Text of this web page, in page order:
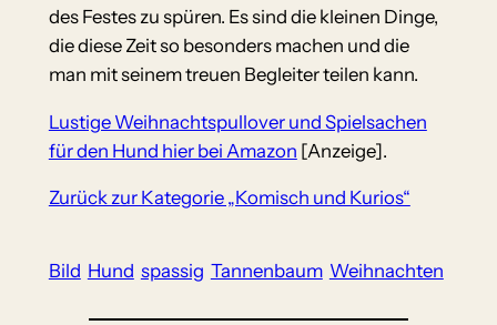
des Festes zu spüren. Es sind die kleinen Dinge,
die diese Zeit so besonders machen und die
man mit seinem treuen Begleiter teilen kann.
Lustige Weihnachtspullover und Spielsachen
für den Hund hier bei Amazon [Anzeige].
Zurück zur Kategorie „Komisch und Kurios“
Bild Hund spassig Tannenbaum Weihnachten